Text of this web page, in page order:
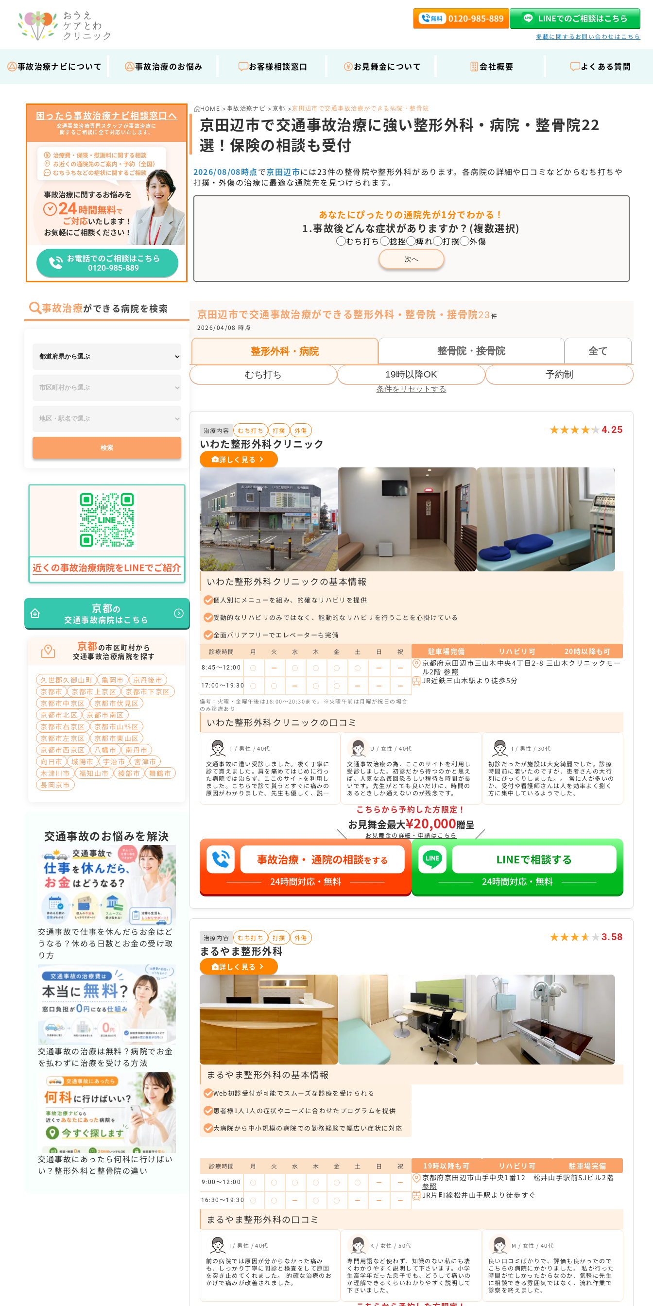
掲載に関するお問い合わせはこちら
事故治療ナビについて 事故治療のお悩み お客様相談窓口 お見舞金について 会社概要 よくある質問
HOME > 事故治療ナビ > 京都 >京田辺市で交通事故治療ができる病院・整骨院
京田辺市で交通事故治療に強い整形外科・病院・整骨院22
選！保険の相談も受付
2026/08/08時点で京田辺市には23件の整骨院や整形外科があります。各病院の詳細や口コミなどからむち打ちや
打撲・外傷の治療に最適な通院先を見つけられます。
あなたにぴったりの通院先が1分でわかる！
1.事故後どんな症状がありますか？(複数選択)
むち打ち 捻挫 痺れ 打撲 外傷
次へ
京田辺市で交通事故治療ができる整形外科・整骨院・接骨院23 件
2026/04/08 時点
整形外科・病院 整骨院・接骨院 全て
むち打ち 19時以降OK 予約制
条件をリセットする
治療内容 むち打ち 打撲 外傷 ★★★★★
★★★★★4.25
いわた整形外科クリニック
詳しく見る
いわた整形外科クリニックの基本情報
個人別にメニューを組み、的確なリハビリを提供
受動的なリハビリのみではなく、能動的なリハビリを行うことを心掛けている
全面バリアフリーでエレベーターも完備
診療時間 月 火 水 木 金 土 日 祝
8:45～12:00 ◯ ー ◯ ◯ ◯ ◯ ー ー
17:00～19:30 ◯ ◯ ー ◯ ◯ ー ー ー
備考：火曜・金曜午後は18:00～20:30まで。※火曜午前は月曜が祝日の場合
のみ診療あり
駐車場完備 リハビリ可
20時以降も可
京都府京田辺市三山木中央4丁目2-8 三山木クリニックモー
ル2階参照
JR近鉄三山木駅より徒歩5分
いわた整形外科クリニックの口コミ
T / 男性 / 40代
交通事故に遭い受診しました。凄く丁寧に
診て貰えました。肩を痛めてはじめに行っ
た病院では治らず、ここのサイトを利用し
ました。こちらで診て貰うとすぐに痛みの
原因がわかりました。先生も優しく、説明
U / 女性 / 40代
交通事故治療の為、ここのサイトを利用し
受診しました。初診だから待つのかと思え
ば、人気な為毎回恐ろしい程待ち時間が長
いです。先生がとても良いだけに、時間の
あるときしか通えないのが残念です。
I / 男性 / 30代
初診だったが施設は大変綺麗でした。診療
時間前に着いたのですが、患者さんの大行
列にびっくりしました。。 常に人が多いの
か、受付や看護師さんは人を効率よく捌く
方に集中しているようでした。
＼
こちらから予約した方限定！
お見舞金最大¥20,000贈呈
お見舞金の詳細・申請はこちら ／
治療内容 むち打ち 打撲 外傷 ★★★★★
★★★★★3.58
まるやま整形外科
詳しく見る
まるやま整形外科の基本情報
Web初診受付が可能でスムーズな診療を受けられる
患者様1人1人の症状やニーズに合わせたプログラムを提供
大病院から中小規模の病院での勤務経験で幅広い症状に対応
診療時間 月 火 水 木 金 土 日 祝
9:00～12:00 ◯ ◯ ◯ ◯ ◯ ◯ ー ー
16:30～19:30 ◯ ◯ ー ◯ ◯ ー ー ー
19時以降も可 リハビリ可
駐車場完備
京都府京田辺市山手中央1番12 松井山手駅前SJビル2階
参照
JR片町線松井山手駅より徒歩すぐ
まるやま整形外科の口コミ
I / 男性 / 40代
前の病院では原因が分からなかった痛み
も、しっかり丁寧に問診と検査をして原因
を突き止めてくれました。 的確な治療のお
かげで痛みが改善されました。
K / 女性 / 50代
専門用語など使わず、知識のない私にも凄
くわかりやすく説明して下さいます。小学
生高学年だった息子でも、どうして痛いの
か理解できるくらいわかりやすく説明して
下さいました。
M / 女性 / 40代
良い口コミばかりで、評価も良かったので
こちらの病院にかかりました。 私が行った
時間が忙しかったからなのか、気軽に先生
に相談できる雰囲気ではなく、流れ作業で
診察を終えました。
困ったら事故治療ナビ相談窓口へ
交通事故治療専門スタッフが事故治療に
関するご相談に全て対応いたします。
事故治療ができる病院を検索
検索
京都の
交通事故病院はこちら
京都の市区町村から
交通事故治療病院を探す
久世郡久御山町 亀岡市
京丹後市
京都市
京都市上京区
京都市下京区
京都市中京区
京都市伏見区
京都市北区
京都市南区
京都市右京区
京都市山科区
京都市左京区
京都市東山区
京都市西京区
八幡市
南丹市
向日市
城陽市 宇治市
宮津市
木津川市
福知山市 綾部市
舞鶴市
長岡京市
交通事故のお悩みを解決
交通事故で仕事を休んだらお金はど
うなる？休める日数とお金の受け取
り方
交通事故の治療は無料？病院でお金
を払わずに治療を受ける方法
交通事故にあったら何科に行けばい
い？整形外科と整骨院の違い